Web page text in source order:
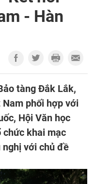
- Hàn
tàng Đắk Lắk,
phối hợp với
Hội Văn học
khai mạc
với chủ đề